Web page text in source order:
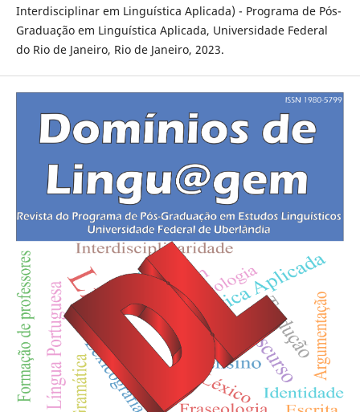
Interdisciplinar em Linguística Aplicada) - Programa de Pós-
Graduação em Linguística Aplicada, Universidade Federal
do Rio de Janeiro, Rio de Janeiro, 2023.